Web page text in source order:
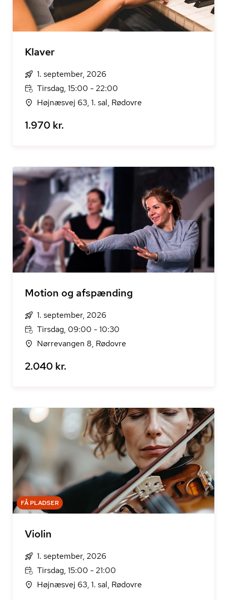
Klaver
1. september, 2026
Tirsdag, 15:00 - 22:00
Højnæsvej 63, 1. sal, Rødovre
1.970 kr.
Motion og afspænding
1. september, 2026
Tirsdag, 09:00 - 10:30
Nørrevangen 8, Rødovre
2.040 kr.
FÅ PLADSER
Violin
1. september, 2026
Tirsdag, 15:00 - 21:00
Højnæsvej 63, 1. sal, Rødovre